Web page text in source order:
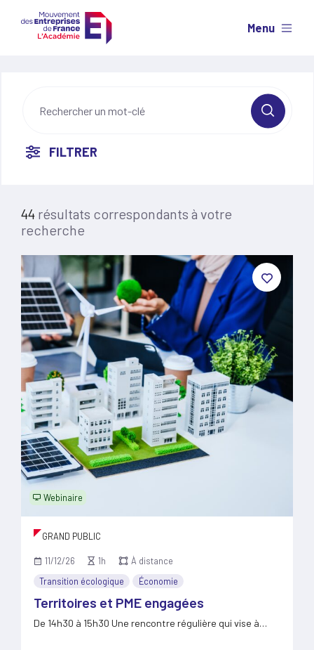
Menu
FILTRER
44 résultats correspondants à votre
recherche
Webinaire
GRAND PUBLIC
11/12/26 1h
À distance
Transition écologique
Économie
Territoires et PME engagées
De 14h30 à 15h30 Une rencontre régulière qui vise à…